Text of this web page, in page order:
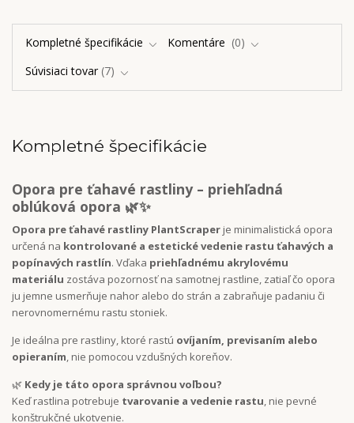
Kompletné špecifikácie Komentáre
0
Súvisiaci tovar 7
Kompletné špecifikácie
Opora pre ťahavé rastliny – priehľadná
oblúková opora 🌿✨
Opora pre ťahavé rastliny PlantScraper je minimalistická opora
určená na kontrolované a estetické vedenie rastu ťahavých a
popínavých rastlín. Vďaka priehľadnému akrylovému
materiálu zostáva pozornosť na samotnej rastline, zatiaľ čo opora
ju jemne usmerňuje nahor alebo do strán a zabraňuje padaniu či
nerovnomernému rastu stoniek.
Je ideálna pre rastliny, ktoré rastú ovíjaním, previsaním alebo
opieraním, nie pomocou vzdušných koreňov.
🌿 Kedy je táto opora správnou voľbou?
Keď rastlina potrebuje tvarovanie a vedenie rastu, nie pevné
konštrukčné ukotvenie.